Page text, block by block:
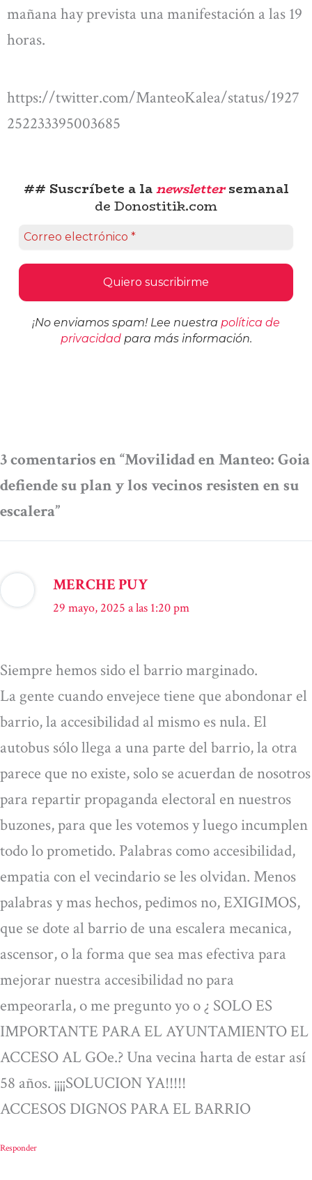
mañana hay prevista una manifestación a las 19
horas.
https://twitter.com/ManteoKalea/status/1927
252233395003685
## Suscríbete a lanewslettersemanal
de Donostitik.com
¡No enviamos spam! Lee nuestra política de
privacidadpara más información.
3 comentarios en “Movilidad en Manteo: Goia
defiende su plan y los vecinos resisten en su
escalera”
MERCHE PUY
29 mayo, 2025 a las 1:20 pm
Siempre hemos sido el barrio marginado.
La gente cuando envejece tiene que abondonar el
barrio, la accesibilidad al mismo es nula. El
autobus sólo llega a una parte del barrio, la otra
parece que no existe, solo se acuerdan de nosotros
para repartir propaganda electoral en nuestros
buzones, para que les votemos y luego incumplen
todo lo prometido. Palabras como accesibilidad,
empatia con el vecindario se les olvidan. Menos
palabras y mas hechos, pedimos no, EXIGIMOS,
que se dote al barrio de una escalera mecanica,
ascensor, o la forma que sea mas efectiva para
mejorar nuestra accesibilidad no para
empeorarla, o me pregunto yo o ¿ SOLO ES
IMPORTANTE PARA EL AYUNTAMIENTO EL
ACCESO AL GOe.? Una vecina harta de estar así
58 años. ¡¡¡¡SOLUCION YA!!!!!
ACCESOS DIGNOS PARA EL BARRIO
Responder